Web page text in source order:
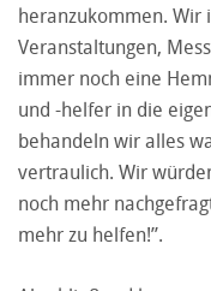
heranzukommen. Wir
Veranstaltungen,
immer noch eine
und -helfer in die
behandeln wir alles
vertraulich. Wir
noch mehr
mehr zu helfen!”.